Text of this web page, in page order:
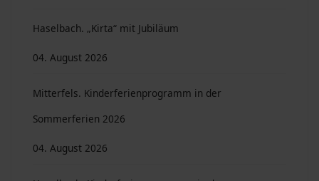
Haselbach. „Kirta“ mit Jubiläum
04. August 2026
Mitterfels. Kinderferienprogramm in der
Sommerferien 2026
04. August 2026